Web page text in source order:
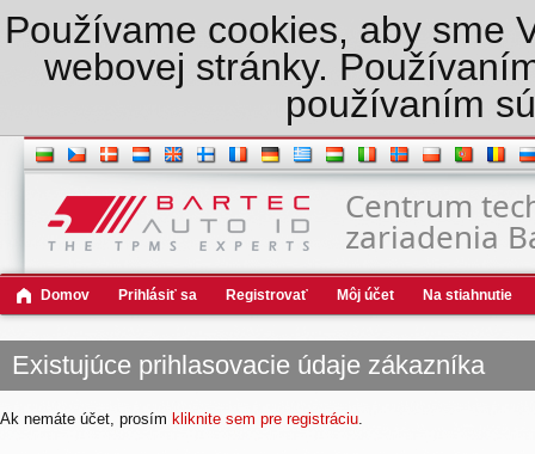
Používame cookies, aby sme
webovej stránky.
používaním
Centrum
zariadenia
Domov Prihlásiť sa Registrovať Môj účet Na stiahnutie
Existujúce prihlasovacie údaje zákazníka
Ak nemáte účet, prosím kliknite sem pre registráciu.